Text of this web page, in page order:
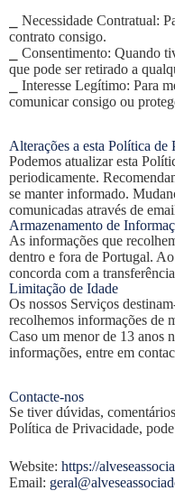
⎯ Necessidade Contratual:
contrato consigo.
⎯ Consentimento: Quando
que pode ser retirado a
⎯ Interesse Legítimo: Para
comunicar consigo ou
Alterações a esta Política de
Podemos atualizar esta
periodicamente.
se manter informado.
comunicadas através de
Armazenamento de
As informações que
dentro e fora de Portugal.
concorda com a
Limitação de Idade
Os nossos Serviços
recolhemos informações de
Caso um menor de 13 anos
informações, entre em
Contacte-nos
Se tiver dúvidas,
Política de Privacidade,
Website: https://
Email: